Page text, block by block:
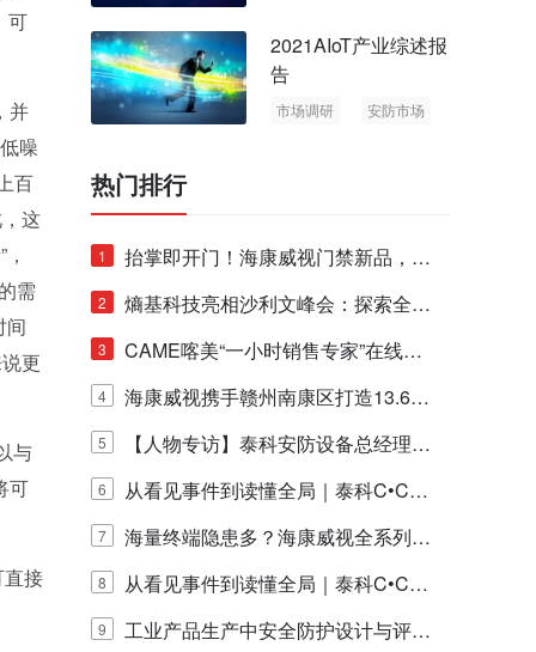
可
并
噪
百
这
需
间
更
与
可
接
2021AIoT产业综述报
告
市场调研
安防市场
热门排行
1
抬掌即开门！海康威视门禁新品，不
止认人脸，更认"掌"中静脉！
2
熵基科技亮相沙利文峰会：探索全栈
脑机技术商业化生态新路径
3
CAME喀美“一小时销售专家”在线赋
能培训正式启动！
4
海康威视携手赣州南康区打造13.6公
里绿波网
5
【人物专访】泰科安防设备总经理张
宁解码安防出海新范式
6
从看见事件到读懂全局｜泰科C•CUR
E IQ 3.20开启安防运营智能新时代
7
海量终端隐患多？海康威视全系列物
联安全产品，四层守护更放心！
8
从看见事件到读懂全局｜泰科C•CUR
E IQ 3.20开启安防运营智能新时代
9
工业产品生产中安全防护设计与评估